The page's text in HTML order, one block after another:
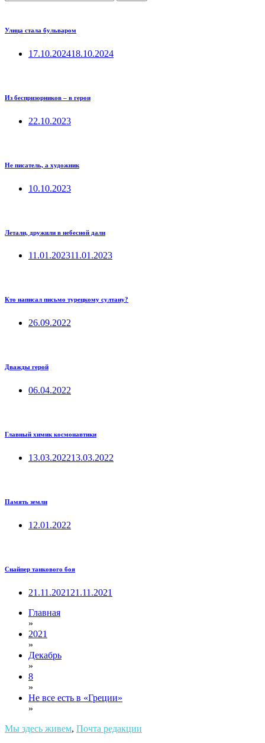
Улица стала бульваром
17.10.202418.10.2024
Из беспризорников – в герои
22.10.2023
Не писатель, а художник
10.10.2023
Летали, дружили в небесной дали
11.01.202311.01.2023
Кто написал письмо турецкому султану?
26.09.2022
Дважды герой
06.04.2022
Главный химик космонавтики
13.03.202213.03.2022
Память земли
12.01.2022
Снайпер танкового боя
21.11.2021 21.11.2021
Главная
»
2021
»
Декабрь
»
8
»
Не все есть в «Греции»
»
Мы здесь живем, Почта редакции